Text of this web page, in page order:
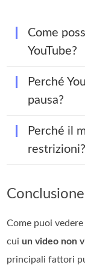
Come
YouTube?
Perché
pausa?
Perché il
restrizioni?
Conclusione
Come puoi
cui un video non
principali fattori